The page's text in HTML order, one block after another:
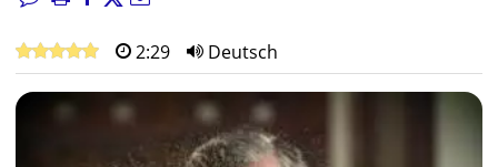
2:29 Deutsch